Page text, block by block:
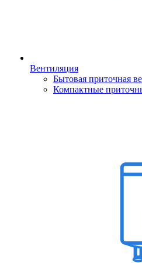
Вентиляция
Бытовая приточная
Компактные